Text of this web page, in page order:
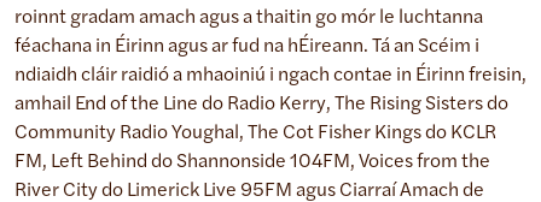
roinnt gradam amach agus a thaitin go mór le luchtanna
féachana in Éirinn agus ar fud na hÉireann. Tá an Scéim i
ndiaidh cláir raidió a mhaoiniú i ngach contae in Éirinn freisin,
amhail End of the Line do Radio Kerry, The Rising Sisters do
Community Radio Youghal, The Cot Fisher Kings do KCLR
FM, Left Behind do Shannonside 104FM, Voices from the
River City do Limerick Live 95FM agus Ciarraí Amach de